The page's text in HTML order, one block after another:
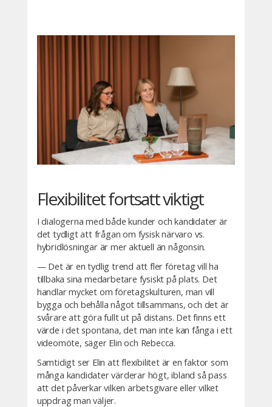
Flexibilitet fortsatt viktigt
I dialogerna med både kunder och kandidater är
det tydligt att frågan om fysisk närvaro vs.
hybridlösningar är mer aktuell än någonsin.
— Det är en tydlig trend att fler företag vill ha
tillbaka sina medarbetare fysiskt på plats. Det
handlar mycket om företagskulturen, man vill
bygga och behålla något tillsammans, och det är
svårare att göra fullt ut på distans. Det finns ett
värde i det spontana, det man inte kan fånga i ett
videomöte, säger Elin och Rebecca.
Samtidigt ser Elin att flexibilitet är en faktor som
många kandidater värderar högt, ibland så pass
att det påverkar vilken arbetsgivare eller vilket
uppdrag man väljer.